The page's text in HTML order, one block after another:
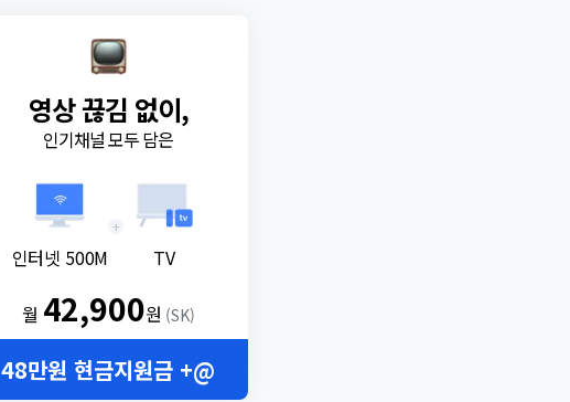
영상 끊김 없이,
인기채널 모두 담은
인터넷 500M
+
TV
월 42,900원 (SK)
48만원 현금지원금 +@